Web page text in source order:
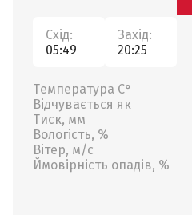
Схід:
05:49
Захід:
20:25
Температура С°
Відчувається як
Тиск, мм
Вологість, %
Вітер, м/с
Ймовірність опадів, %